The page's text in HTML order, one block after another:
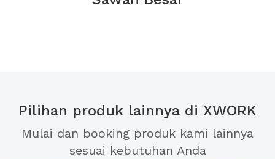
Pilihan produk lainnya di XWORK
Mulai dan booking produk kami lainnya
sesuai kebutuhan Anda